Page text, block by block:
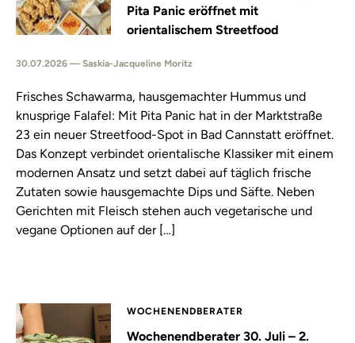
Pita Panic eröffnet mit
orientalischem Streetfood
30.07.2026 — Saskia-Jacqueline Moritz
Frisches Schawarma, hausgemachter Hummus und
knusprige Falafel: Mit Pita Panic hat in der Marktstraße
23 ein neuer Streetfood-Spot in Bad Cannstatt eröffnet.
Das Konzept verbindet orientalische Klassiker mit einem
modernen Ansatz und setzt dabei auf täglich frische
Zutaten sowie hausgemachte Dips und Säfte. Neben
Gerichten mit Fleisch stehen auch vegetarische und
vegane Optionen auf der […]
WOCHENENDBERATER
Wochenendberater 30. Juli – 2.